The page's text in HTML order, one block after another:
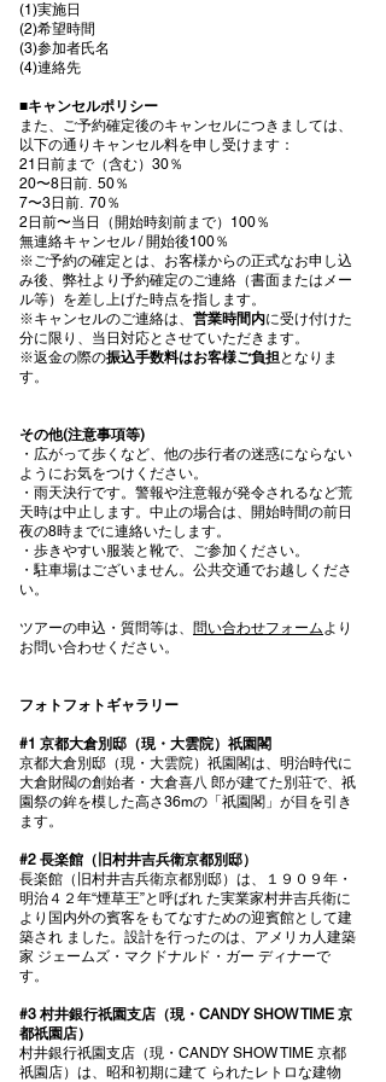
(1)実施日
(2)希望時間
(3)参加者氏名
(4)連絡先
■キャンセルポリシー
また、ご予約確定後のキャンセルにつきましては、
以下の通りキャンセル料を申し受けます：
21日前まで（含む）30％
20〜8日前. 50％
7〜3日前. 70％
2日前〜当日（開始時刻前まで）100％
無連絡キャンセル / 開始後100％
※ご予約の確定とは、お客様からの正式なお申し込
み後、弊社より予約確定のご連絡（書面またはメー
ル等）を差し上げた時点を指します。
※キャンセルのご連絡は、 営業時間内に受け付けた
分に限り、当日対応とさせていただきます。
※返金の際の振込手数料はお客様ご負担となりま
す。
その他(注意事項等)
・広がって歩くなど、他の歩行者の迷惑にならない
ようにお気をつけください。
・雨天決行です。警報や注意報が発令されるなど荒
天時は中止します。中止の場合は、開始時間の前日
夜の8時までに連絡いたします。
・歩きやすい服装と靴で、ご参加ください。
・駐車場はございません。公共交通でお越しくださ
い。
ツアーの申込・質問等は、 問い合わせフォームより
お問い合わせください。
フォトフォトギャラリー
#1 京都⼤倉別邸（現・⼤雲院）祇園閣
京都⼤倉別邸（現・⼤雲院）祇園閣は、明治時代に
⼤倉財閥の創始者・⼤倉喜⼋ 郎が建てた別荘で、祇
園祭の鉾を模した⾼さ36mの「祇園閣」が⽬を引き
ます。
#2 ⻑楽館（旧村井吉兵衛京都別邸）
⻑楽館（旧村井吉兵衛京都別邸）は、１９０９年・
明治４２年“煙草王”と呼ばれ た実業家村井吉兵衛に
より国内外の賓客をもてなすための迎賓館として建
築され ました。設計を⾏ったのは、アメリカ⼈建築
家 ジェームズ・マクドナルド・ガー ディナーで
す。
#3 村井銀⾏祇園⽀店（現・CANDY SHOW TIME 京
都祇園店）
村井銀⾏祇園⽀店（現・CANDY SHOW TIME 京都
祇園店）は、昭和初期に建て られたレトロな建物